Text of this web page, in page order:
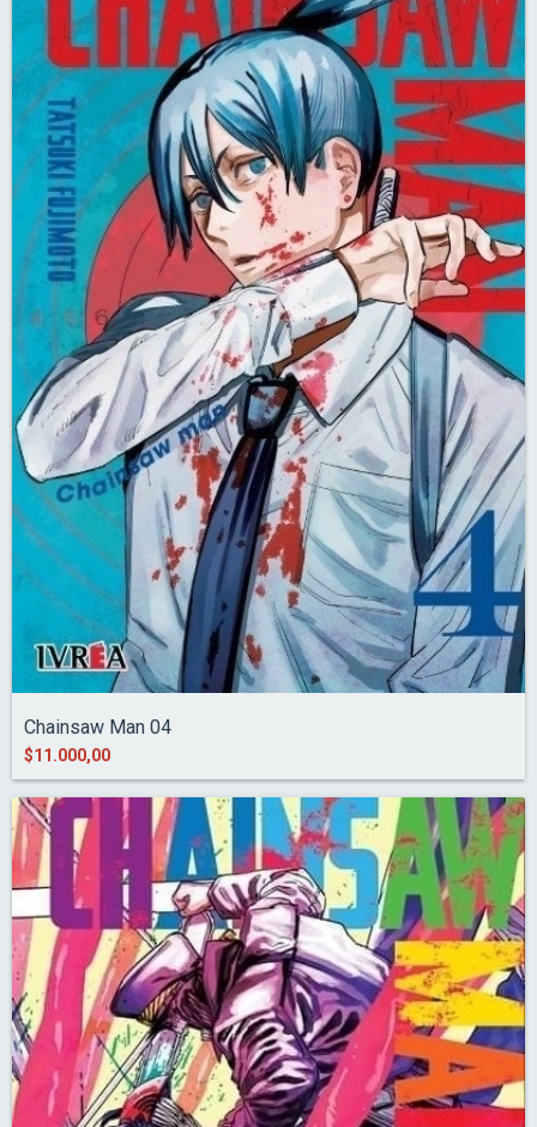
Chainsaw Man 04
$11.000,00